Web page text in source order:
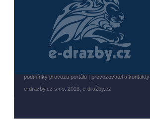
podmínky provozu portálu | provozovatel a kontakty
e-drazby.cz s.r.o. 2013, e-dražby.cz